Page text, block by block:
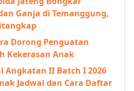
Ganja di Temanggung,
Dorong Penguatan
Kekerasan Anak
Angkatan II Batch I 2026
Jadwal dan Cara Daftar